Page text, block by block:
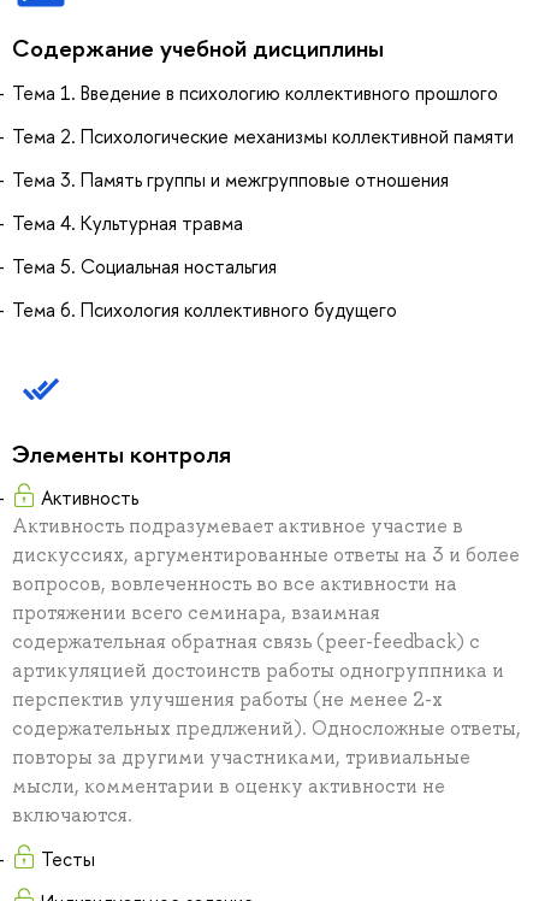
Содержание учебной дисциплины
Тема 1. Введение в психологию коллективного прошлого
Тема 2. Психологические механизмы коллективной памяти
Тема 3. Память группы и межгрупповые отношения
Тема 4. Культурная травма
Тема 5. Социальная ностальгия
Тема 6. Психология коллективного будущего
Элементы контроля
Активность
Активность подразумевает активное участие в
дискуссиях, аргументированные ответы на 3 и более
вопросов, вовлеченность во все активности на
протяжении всего семинара, взаимная
содержательная обратная связь (peer-feedback) с
артикуляцией достоинств работы одногруппника и
перспектив улучшения работы (не менее 2-х
содержательных предлжений). Односложные ответы,
повторы за другими участниками, тривиальные
мысли, комментарии в оценку активности не
включаются.
Тесты